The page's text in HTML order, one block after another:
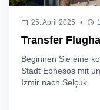
25. April 2025 •
Transfer
Beginnen Sie eine
Stadt Ephesos mit
Izmir nach Selçuk.